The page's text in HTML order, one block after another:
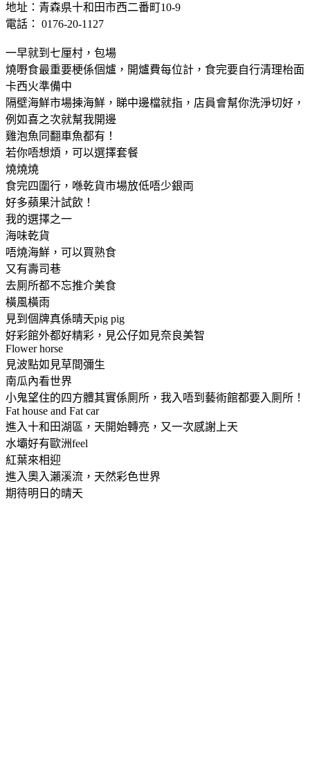
地址：青森県十和田市西二番町10-9
電話： 0176-20-1127
一早就到七厘村，包場
燒嘢食最重要梗係個爐，開爐費每位計，食完要自行清理枱面
卡西火準備中
隔壁海鮮市場揀海鮮，睇中邊檔就指，店員會幫你洗淨切好，
例如喜之次就幫我開邊
雞泡魚同翻車魚都有！
若你唔想煩，可以選擇套餐
燒燒燒
食完四圍行，喺乾貨市場放低唔少銀両
好多蘋果汁試飲！
我的選擇之一
海味乾貨
唔燒海鮮，可以買熟食
又有壽司巷
去厠所都不忘推介美食
橫風橫雨
見到個牌真係晴天pig pig
好彩館外都好精彩，見公仔如見奈良美智
Flower horse
見波點如見草間彌生
南瓜內看世界
小鬼望住的四方體其實係厠所，我入唔到藝術館都要入厠所！
Fat house and Fat car
進入十和田湖區，天開始轉亮，又一次感謝上天
水壩好有歐洲feel
紅葉來相迎
進入奧入瀨溪流，天然彩色世界
期待明日的晴天